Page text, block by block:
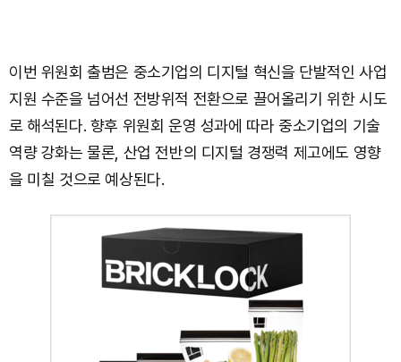
이번 위원회 출범은 중소기업의 디지털 혁신을 단발적인 사업
지원 수준을 넘어선 전방위적 전환으로 끌어올리기 위한 시도
로 해석된다. 향후 위원회 운영 성과에 따라 중소기업의 기술
역량 강화는 물론, 산업 전반의 디지털 경쟁력 제고에도 영향
을 미칠 것으로 예상된다.